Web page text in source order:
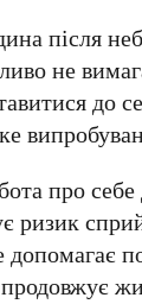
після
не
до
про себе
ризик
допомагає